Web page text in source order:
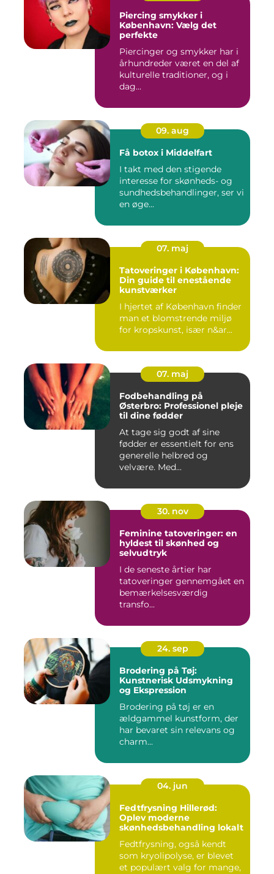
Piercing smykker i
København: Vælg det
perfekte
Piercinger og smykker har i
århundreder været en del af
kulturelle traditioner, og i
dag...
09. aug
Få botox i Middelfart
I takt med den stigende
interesse for skønheds- og
sundhedsbehandlinger, ser vi
en øge...
07. maj
Tatoveringer i København:
Din guide til enestående
kunstværker
I hjertet af København finder
man et blomstrende miljø
for kropskunst, især n&ar...
07. maj
Fodbehandling på
Østerbro: Professionel pleje
til dine fødder
At tage sig godt af sine
fødder er essentielt for ens
generelle helbred og
velvære. Med...
30. nov
Feminine tatoveringer: en
hyldest til skønhed og
selvudtryk
I de seneste årtier har
tatoveringer gennemgået en
bemærkelsesværdig
transfo...
24. sep
Brodering på Tøj:
Kunstnerisk Udsmykning
og Ekspression
Brodering på tøj er en
ældgammel kunstform, der
har bevaret sin relevans og
charm...
04. jun
Fedtfrysning Hillerød:
Oplev moderne
skønhedsbehandling lokalt
Fedtfrysning, også kendt
som kryolipolyse, er blevet
et populært valg for mange,